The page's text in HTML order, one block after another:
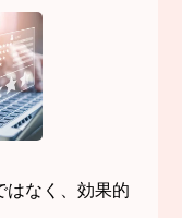
はなく、効果的